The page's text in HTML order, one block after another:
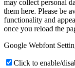
may collect personal
them here. Please be
functionality and
once you reload the
Google Webfont
Click to enable/